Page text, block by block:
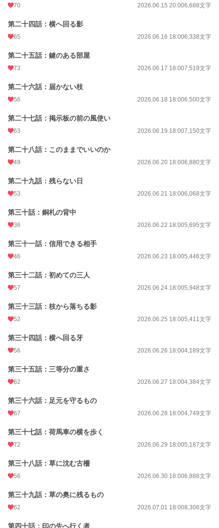
70 2026.06.15 20:006,688文字
第二十四話：横へ回る影
65 2026.06.16 18:006,338文字
第二十五話：鍵のある部屋
73 2026.06.17 18:007,519文字
第二十六話：届かない枝
56 2026.06.18 18:006,500文字
第二十七話：掲示板の前の風使い
63 2026.06.19 18:007,150文字
第二十八話：このままでいいのか
49 2026.06.20 18:006,880文字
第二十九話：残らない日
53 2026.06.21 18:006,068文字
第三十話：銅札の背中
36 2026.06.22 18:005,695文字
第三十一話：信用できる相手
46 2026.06.23 18:005,446文字
第三十二話：初めての三人
57 2026.06.24 18:005,948文字
第三十三話：枝から落ちる影
52 2026.06.25 18:005,411文字
第三十四話：横へ回る牙
56 2026.06.26 18:004,189文字
第三十五話：三等分の重さ
62 2026.06.27 18:004,384文字
第三十六話：足元を守るもの
67 2026.06.28 18:004,749文字
第三十七話：荷馬車の横を歩く
72 2026.06.29 18:005,187文字
第三十八話：草に沈む古柵
56 2026.06.30 18:006,888文字
第三十九話：草の奥に残るもの
62 2026.07.01 18:008,306文字
第四十話：印の先へ行く者